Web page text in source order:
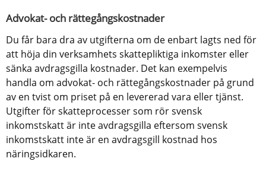
Advokat- och rättegångskostnader
Du får bara dra av utgifterna om de enbart lagts ned för
att höja din verksamhets skattepliktiga inkomster eller
sänka avdragsgilla kostnader. Det kan exempelvis
handla om advokat- och rättegångskostnader på grund
av en tvist om priset på en levererad vara eller tjänst.
Utgifter för skatteprocesser som rör svensk
inkomstskatt är inte avdragsgilla eftersom svensk
inkomstskatt inte är en avdragsgill kostnad hos
näringsidkaren.